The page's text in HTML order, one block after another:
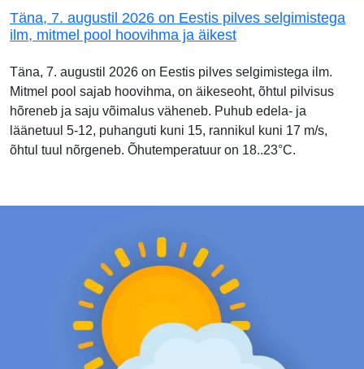
Täna, 7. augustil 2026 on Eestis pilves selgimistega
ilm, mitmel pool hoovihma ja äikest
Täna, 7. augustil 2026 on Eestis pilves selgimistega ilm.
Mitmel pool sajab hoovihma, on äikeseoht, õhtul pilvisus
hõreneb ja saju võimalus väheneb. Puhub edela- ja
läänetuul 5-12, puhanguti kuni 15, rannikul kuni 17 m/s,
õhtul tuul nõrgeneb. Õhutemperatuur on 18..23°C.